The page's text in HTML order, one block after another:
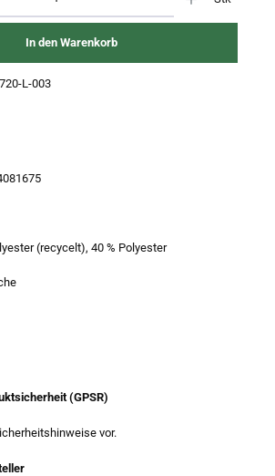
In den Warenkorb
L-003
(recycelt), 40 % Polyester
(GPSR)
vor.